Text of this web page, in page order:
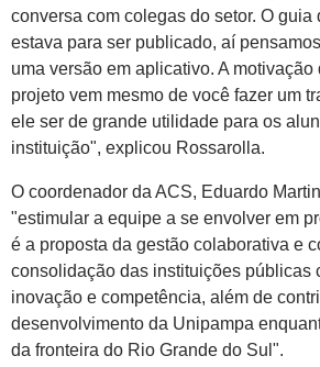
conversa com colegas do setor. O guia
estava para ser publicado, aí
uma versão em aplicativo. A
projeto vem mesmo de você fazer um
ele ser de grande utilidade para os
instituição", explicou Rossarolla.
O coordenador da ACS, Eduardo
"estimular a equipe a se envolver em
é a proposta da gestão colaborativa e
consolidação das instituições públicas
inovação e competência, além de
desenvolvimento da Unipampa
da fronteira do Rio Grande do Sul".